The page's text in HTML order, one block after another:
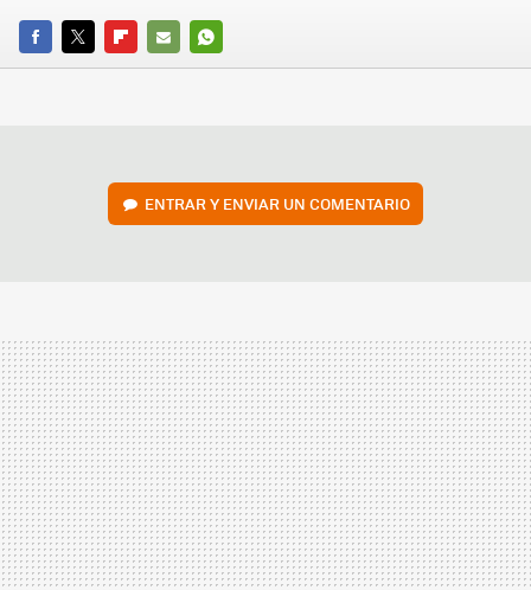
FACEBOOK
TWITTERFLIPBOARD
E-
WHATSAPP
ENTRAR Y ENVIAR UN COMENTARIO